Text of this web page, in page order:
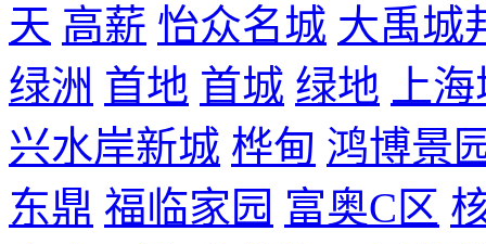
天 高薪 怡众名城 大禹城
绿洲 首地 首城 绿地
上
兴水岸新城 桦甸 鸿博景
东鼎 福临家园 富奥C区